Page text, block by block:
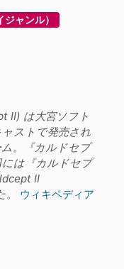
ャンル）
II) は大宮ソフト
ストで発売され
。『カルドセプ
には『カルドセプ
II
ウィキペディア